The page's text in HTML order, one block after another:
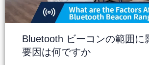
Bluetooth ビーコンの範囲に
要因は何ですか